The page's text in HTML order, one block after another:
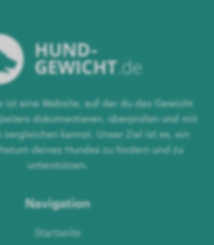
ist eine Website, auf der du das Gewicht
dokumentieren, überprüfen und mit
vergleichen kannst. Unser Ziel ist es, ein
deines Hundes zu fördern und zu
unterstützen.
Navigation
Startseite